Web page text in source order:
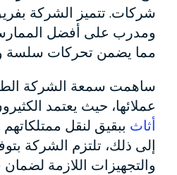
شركات. تتميز الشركة
ومدرب على أفضل
مما يضمن تحركات سلسة
ساهمت سمعة الشركة
عملائها، حيث يعتمد
أثاث ببقيق لنقل ممتلكاتهم
إلى ذلك، تلتزم الشركة
والتجهيزات اللازمة لضمان